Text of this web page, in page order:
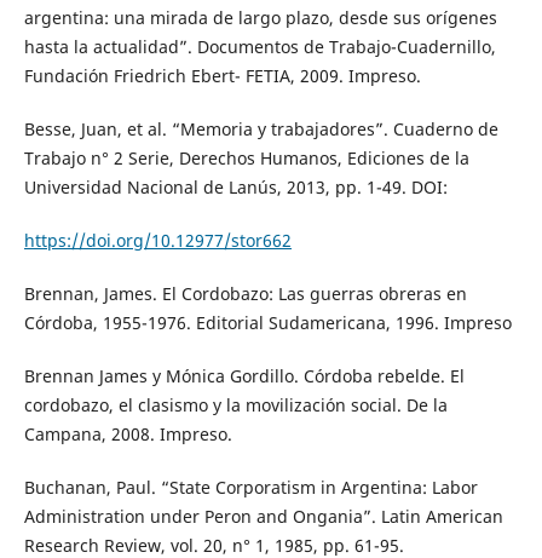
argentina: una mirada de largo plazo, desde sus orígenes
hasta la actualidad”. Documentos de Trabajo-Cuadernillo,
Fundación Friedrich Ebert- FETIA, 2009. Impreso.
Besse, Juan, et al. “Memoria y trabajadores”. Cuaderno de
Trabajo n° 2 Serie, Derechos Humanos, Ediciones de la
Universidad Nacional de Lanús, 2013, pp. 1-49. DOI:
https://doi.org/10.12977/stor662
Brennan, James. El Cordobazo: Las guerras obreras en
Córdoba, 1955-1976. Editorial Sudamericana, 1996. Impreso
Brennan James y Mónica Gordillo. Córdoba rebelde. El
cordobazo, el clasismo y la movilización social. De la
Campana, 2008. Impreso.
Buchanan, Paul. “State Corporatism in Argentina: Labor
Administration under Peron and Ongania”. Latin American
Research Review, vol. 20, n° 1, 1985, pp. 61-95.